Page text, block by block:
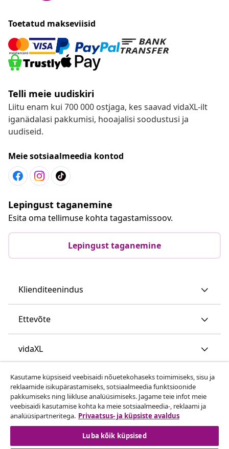
Toetatud makseviisid
Telli meie uudiskiri
Liitu enam kui 700 000 ostjaga, kes saavad vidaXL-ilt
iganädalasi pakkumisi, hooajalisi soodustusi ja
uudiseid.
Meie sotsiaalmeedia kontod
Lepingust taganemine
Esita oma tellimuse kohta tagastamissoov.
Lepingust taganemine
Klienditeenindus
Ettevõte
vidaXL
Vaata rohkem
Kasutame küpsiseid veebisaidi nõuetekohaseks toimimiseks, sisu ja
reklaamide isikupärastamiseks, sotsiaalmeedia funktsioonide
pakkumiseks ning liikluse analüüsimiseks. Jagame teie infot meie
veebisaidi kasutamise kohta ka meie sotsiaalmeedia-, reklaami ja
analüüsipartneritega. Privaatsus- ja küpsiste avaldus
Luba kõik küpsised